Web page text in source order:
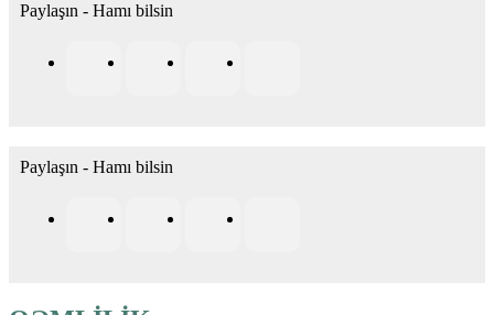
Paylaşın - Hamı bilsin
Paylaşın - Hamı bilsin